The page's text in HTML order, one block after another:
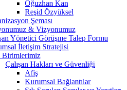
Oğuzhan Kan
Reşid Özyüksel
Şeması
& Vizyonumuz
Yönetici Görüşme Talep Formu
İletişim Stratejisi
Birimlerimiz
Çalışan Hakları ve Güvenliği
Afiş
Kurumsal Bağlantılar